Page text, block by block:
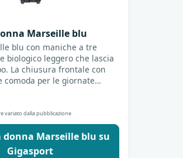
Marseille blu
blu con maniche a tre
biologico leggero che lascia
La chiusura frontale con
comoda per le giornate
variato dalla pubblicazione
donna Marseille blu su
Gigasport